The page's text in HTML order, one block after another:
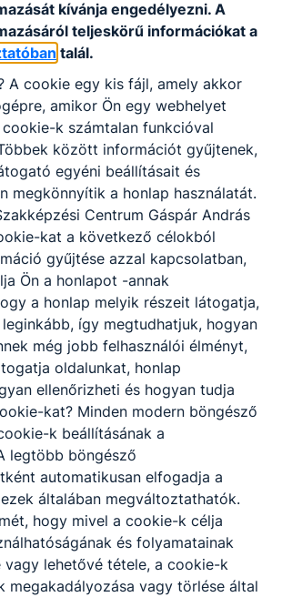
Partnereink
kívánja engedélyezni. A
teljeskörű információkat a
talál.
A cookie egy kis fájl, amely akkor
amikor Ön egy webhelyet
k számtalan funkcióval
között információt gyűjtenek,
egyéni beállításait és
megkönnyítik a honlap használatát.
Centrum Gáspár András
kat a következő célokból
gyűjtése azzal kapcsolatban,
Ön a honlapot -annak
a honlap melyik részeit látogatja,
így megtudhatjuk, hogyan
még jobb felhasználói élményt,
oldalunkat, honlap
ellenőrizheti és hogyan tudja
kat? Minden modern böngésző
k beállításának a
legtöbb böngésző
automatikusan elfogadja a
általában megváltoztathatók.
hogy mivel a cookie-k célja
és folyamatainak
vagy lehetővé tétele, a cookie-k
megakadályozása vagy törlése által